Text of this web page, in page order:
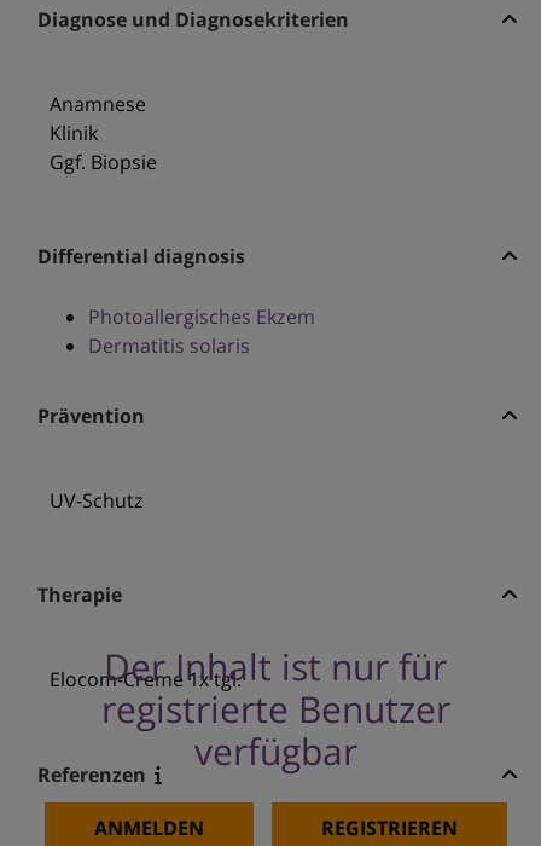
Diagnose und Diagnosekriterien
Anamnese
Klinik
Ggf. Biopsie
Differential diagnosis
Photoallergisches Ekzem
Dermatitis solaris
Prävention
UV-Schutz
Therapie
Der Inhalt ist nur für
registrierte Benutzer
verfügbar
ANMELDEN REGISTRIEREN
Elocom-Creme 1x tgl.
Referenzen